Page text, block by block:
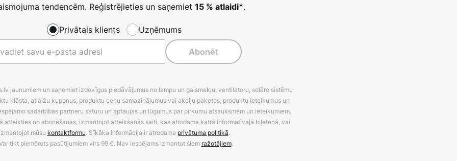
tendencēm. Reģistrējieties un saņemiet 15 % atlaidi*.
Privātais klients Uzņēmums
Abonēt
jaunumiem un saņemiet izdevīgus piedāvājumus no lampu un gaismekļu, ventilatoru, solāro sistēmu
klāsta, atlaižu kuponus, produktu cenu samazinājumus vai akciju paketes, produktu ieteikumus un
sadarbības partneru saturu un aptaujas un lūgumus par pirkumu atsauksmēm un ieteikumiem.
atteikties no abonēšanas, izmantojot atteikšanās saiti, kas atrodama katrā informatīvajā biļetenā, vai
izmantojot mūsu kontaktformu. Sīkāka informācija ir atrodama privātuma politikā.
tikt piemērots pasūtījumiem virs 99 €. Nav iespējams izmantot šiem ražotājiem.